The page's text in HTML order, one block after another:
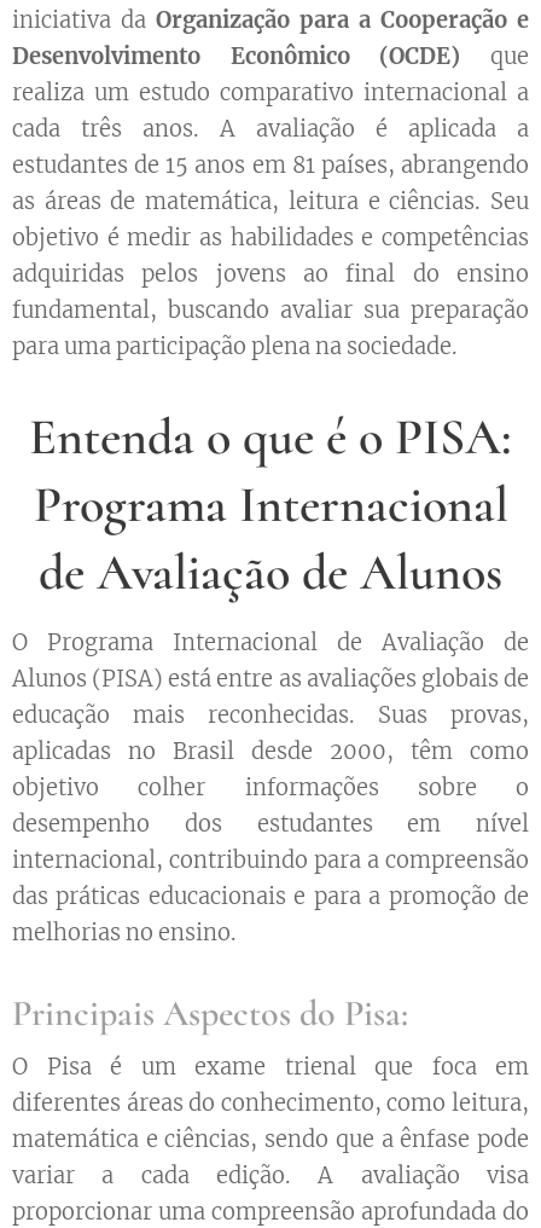
iniciativa da Organização para a Cooperação e
Desenvolvimento Econômico (OCDE) que
realiza um estudo comparativo internacional a
cada três anos. A avaliação é aplicada a
estudantes de 15 anos em 81 países, abrangendo
as áreas de matemática, leitura e ciências. Seu
objetivo é medir as habilidades e competências
adquiridas pelos jovens ao final do ensino
fundamental, buscando avaliar sua preparação
para uma participação plena na sociedade.
Entenda o que é o PISA:
Programa Internacional
de Avaliação de Alunos
O Programa Internacional de Avaliação de
Alunos (PISA) está entre as avaliações globais de
educação mais reconhecidas. Suas provas,
aplicadas no Brasil desde 2000, têm como
objetivo colher informações sobre o
desempenho dos estudantes em nível
internacional, contribuindo para a compreensão
das práticas educacionais e para a promoção de
melhorias no ensino.
Principais Aspectos do Pisa:
O Pisa é um exame trienal que foca em
diferentes áreas do conhecimento, como leitura,
matemática e ciências, sendo que a ênfase pode
variar a cada edição. A avaliação visa
proporcionar uma compreensão aprofundada do